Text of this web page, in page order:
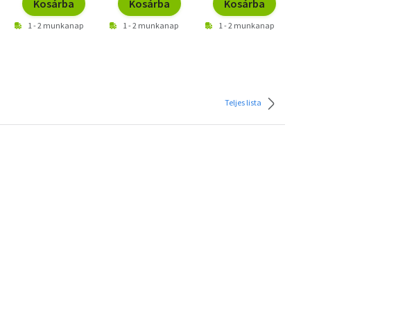
Kosárba
1 - 2 munkanap
Kosárba
1 - 2 munkanap
Kosárba
1 - 2 munkanap
Teljes lista